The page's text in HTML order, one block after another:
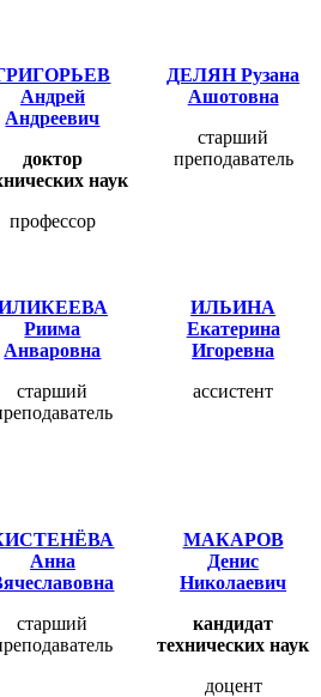
Андрей
Андреевич
доктор
наук
профессор
ДЕЛЯН Рузана
Ашотовна
старший
преподаватель
Риима
Анваровна
старший
ИЛЬИНА
Екатерина
Игоревна
ассистент
Анна
старший
МАКАРОВ
Денис
Николаевич
кандидат
технических наук
доцент